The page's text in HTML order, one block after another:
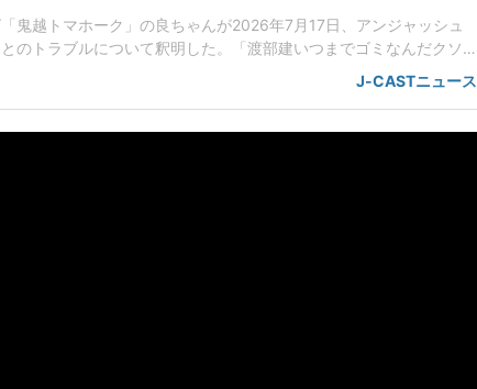
鬼越トマホーク」の良ちゃんが2026年7月17日、アンジャッシュ
のトラブルについて釈明した。「渡部建いつまでゴミなんだクソ
ったのは、良ちゃんが8日、Xに投稿した「渡部建いつまでゴミなん
あんた血通ってないじゃん芸人として。いつまでやってんのよ? 茶番
J-CASTニュース